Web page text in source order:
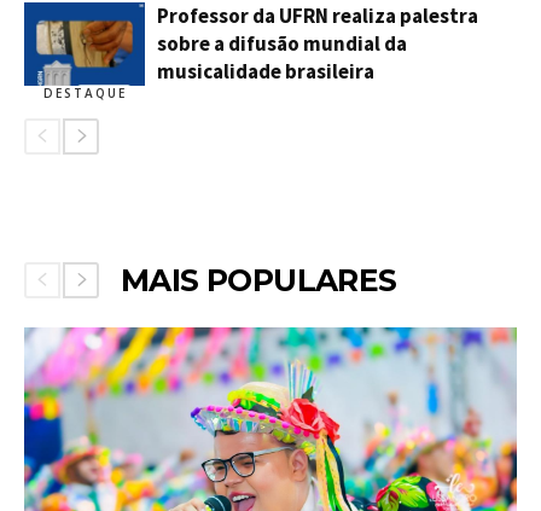
DESTAQUE
Professor da UFRN realiza palestra
sobre a difusão mundial da
musicalidade brasileira
MAIS POPULARES